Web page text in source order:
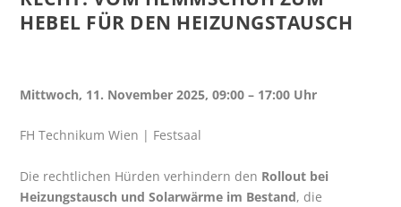
HEBEL FÜR DEN HEIZUNGSTAUSCH
Mittwoch, 11. November 2025, 09:00 – 17:00 Uhr
FH Technikum Wien | Festsaal
Die rechtlichen Hürden verhindern den Rollout bei
Heizungstausch und Solarwärme im Bestand, die